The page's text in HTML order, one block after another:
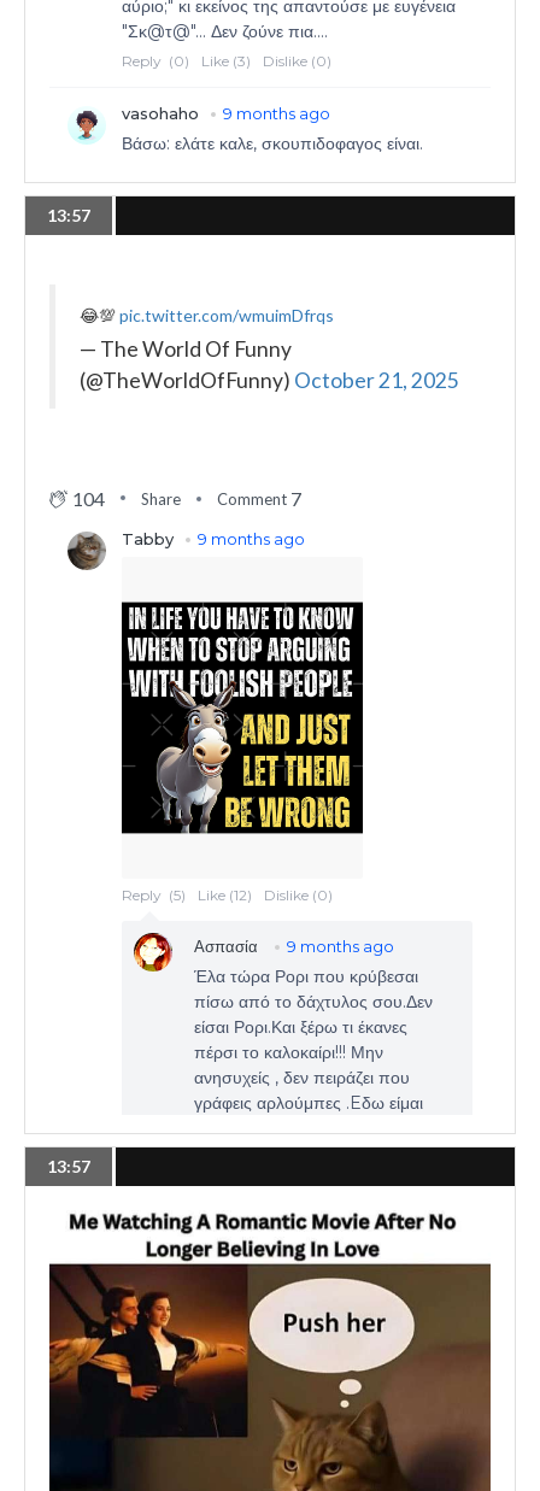
13:57
😂💯pic.twitter.com/wmuimDfrqs
— The World Of Funny
(@TheWorldOfFunny) October 21, 2025
104 Share Comment 7
13:57